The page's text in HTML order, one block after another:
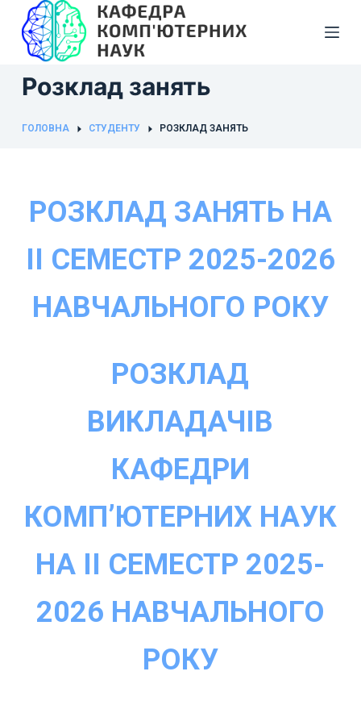
П
е
еРозклад занять
ГОЛОВНА СТУДЕНТУ РОЗКЛАД ЗАНЯТЬ
РОЗКЛАД ЗАНЯТЬ НА
IІ СЕМЕСТР 2025-2026
НАВЧАЛЬНОГО РОКУ
РОЗКЛАД
ВИКЛАДАЧІВ
КАФЕДРИ
КОМП’ЮТЕРНИХ НАУК
НА ІI СЕМЕСТР 2025-
2026 НАВЧАЛЬНОГО
РОКУ